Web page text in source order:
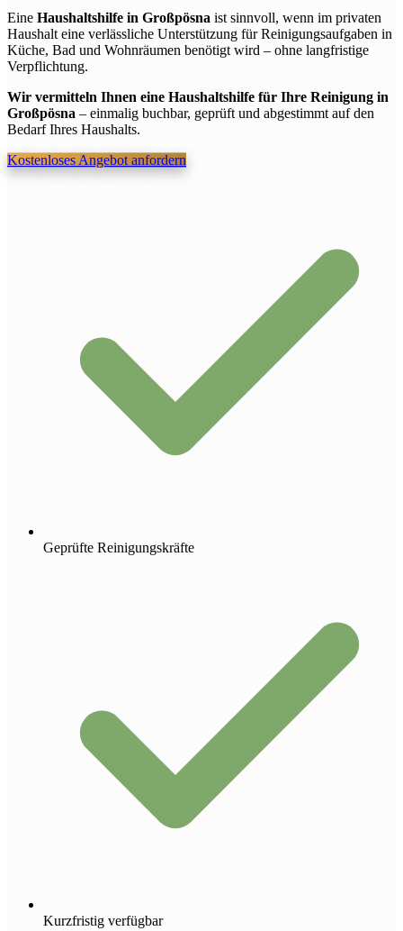
Eine Haushaltshilfe in Großpösna ist sinnvoll, wenn im privaten
Haushalt eine verlässliche Unterstützung für Reinigungsaufgaben in
Küche, Bad und Wohnräumen benötigt wird – ohne langfristige
Verpflichtung.
Wir vermitteln Ihnen eine Haushaltshilfe für Ihre Reinigung in
Großpösna – einmalig buchbar, geprüft und abgestimmt auf den
Bedarf Ihres Haushalts.
Kostenloses Angebot anfordern
Geprüfte Reinigungskräfte
Kurzfristig verfügbar